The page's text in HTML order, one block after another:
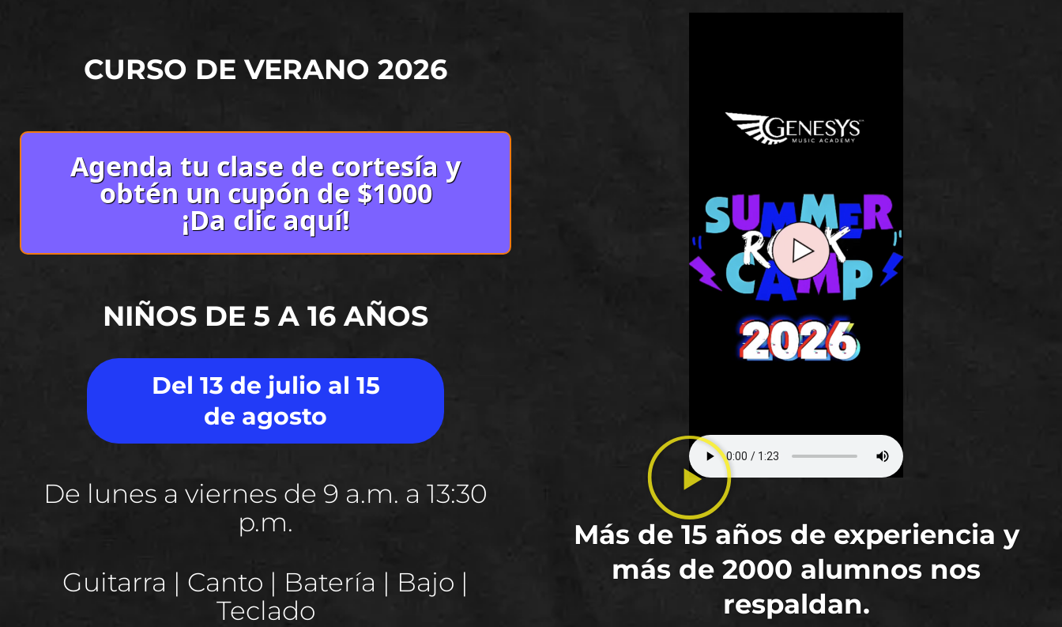
CURSO DE VERANO 2026
Agenda tu clase de cortesía y
obtén un cupón de $1000
¡Da clic aquí!
NIÑOS DE 5 A 16 AÑOS
Del 13 de julio al 15
de agosto
De lunes a viernes de 9 a.m. a 13:30
p.m.
Guitarra | Canto | Batería | Bajo |
Teclado
Más de 15 años de experiencia y
más de 2000 alumnos nos
respaldan.